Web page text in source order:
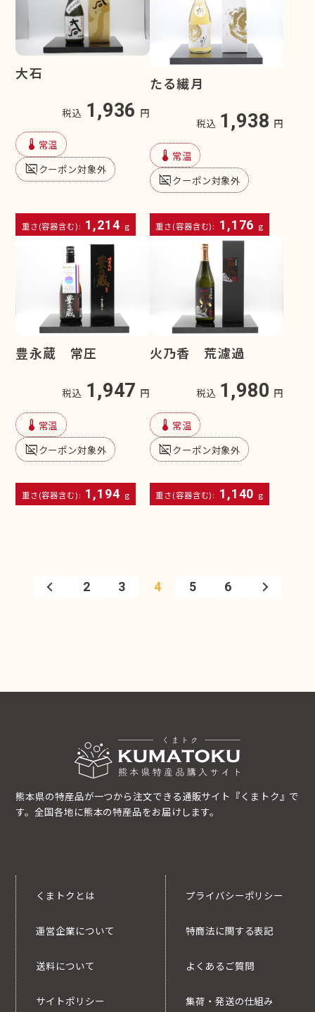
大石
税込 1,936 円
device_thermostat 常温
subtitles_offクーポン対象外
重さ(容器含む): 1,214 g
たる繊月
税込 1,938 円
device_thermostat 常温
subtitles_offクーポン対象外
重さ(容器含む): 1,176 g
豊永蔵 常圧
税込 1,947 円
device_thermostat 常温
subtitles_offクーポン対象外
重さ(容器含む): 1,194 g
火乃香 荒濾過
税込 1,980 円
device_thermostat 常温
subtitles_offクーポン対象外
重さ(容器含む): 1,140 g
2 3 4 5 6
熊本県の特産品が一つから注文できる通販サイト『くまトク』で
す。全国各地に熊本の特産品をお届けします。
くまトクとは
運営企業について
送料について
サイトポリシー
プライバシーポリシー
特商法に関する表記
よくあるご質問
集荷・発送の仕組み